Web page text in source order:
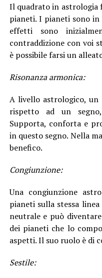
Il quadrato in astrologia
pianeti. I pianeti sono
effetti sono
contraddizione con voi
è possibile farsi un
Risonanza armonica:
A livello astrologico, un
rispetto ad un
Supporta, conforta e
in questo segno. Nella
benefico.
Congiunzione:
Una congiunzione
pianeti sulla stessa
neutrale e può
dei pianeti che lo
aspetti. Il suo ruolo è di
Sestile: